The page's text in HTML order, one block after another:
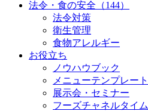
法令・食の安全（144）
法令対策
衛生管理
食物アレルギー
お役立ち
ノウハウブック
メニューテンプレート
展示会・セミナー
フーズチャネルタイ